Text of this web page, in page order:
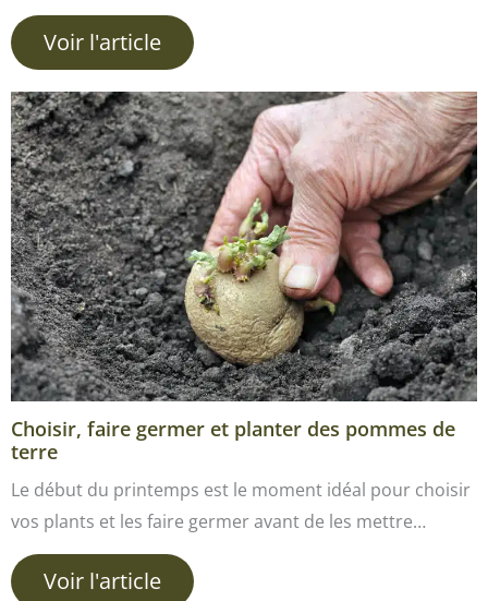
Voir l'article
Choisir, faire germer et planter des pommes de
terre
Le début du printemps est le moment idéal pour choisir
vos plants et les faire germer avant de les mettre…
Voir l'article